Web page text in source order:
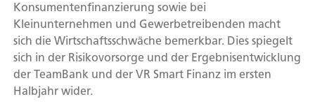
Konsumentenfinanzierung sowie bei
Kleinunternehmen und Gewerbetreibenden macht
sich die Wirtschaftsschwäche bemerkbar. Dies spiegelt
sich in der Risikovorsorge und der Ergebnisentwicklung
der TeamBank und der VR Smart Finanz im ersten
Halbjahr wider.